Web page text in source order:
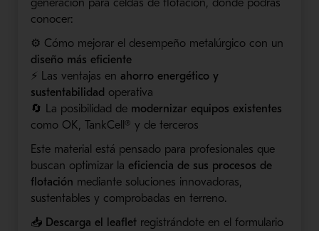
conocer:
⚙️ Cómo mejorar el desempeño metalúrgico con un
diseño más eficiente
⚡ Las ventajas en ahorro energético y
sustentabilidad operativa
🔄 La posibilidad de modernizar equipos existentes
como OK, TankCell® y de terceros
Este material está pensado para profesionales que
buscan optimizar la eficiencia de sus procesos de
flotación mediante soluciones innovadoras,
sustentables y comprobadas en terreno.
📥 Descarga el leafletregistrándote en el formulario